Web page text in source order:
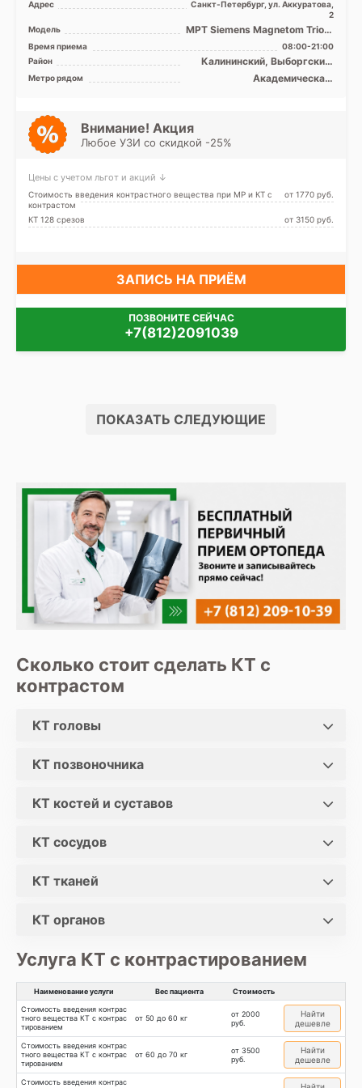
Адрес
Санкт-Петербург, ул. Аккуратова,
2
Модель
МРТ Siemens Magnetom Trio A
Tim 3Т, МРТ Siemens
Magnetom Espree 1.5 за ...
Время приема
08:00-21:00
Район
Калининский, Выборгский,
Кронштадтский, Курортный,
Петроградский, Приморский,
Метро рядом
Академическая,
Мужества, Политехническая,
Внимание! Акция
Любое УЗИ со скидкой -25%
Цены с учетом льгот и акций ↓
Стоимость введения контрастного вещества при МР и КТ с
контрастом
от 1770 pуб.
КТ 128 срезов от 3150 pуб.
ЗАПИСЬ НА ПРИЁМ
ПОЗВОНИТЕ СЕЙЧАС
+7(812)2091039
ПОКАЗАТЬ СЛЕДУЮЩИЕ
Сколько стоит сделать КТ с
контрастом
КТ головы
КТ позвоночника
КТ костей и суставов
КТ сосудов
КТ тканей
КТ органов
Услуга КТ с контрастированием
Наименование услуги Вес пациента
Стоимость
Стоимость введения контрас
тного вещества КТ с контрас
тированием
от 50 до 60 кг
от 2000
руб.
Найти
дешевле
Стоимость введения контрас
тного вещества КТ с контрас
тированием
от 60 до 70 кг
от 3500
руб.
Найти
дешевле
Стоимость введения контрас